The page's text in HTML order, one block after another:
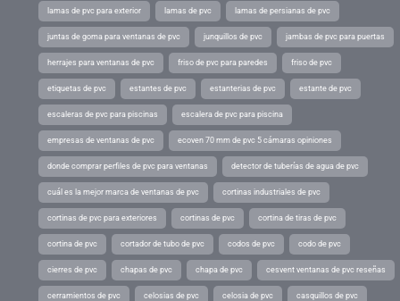
lamas de pvc para exterior lamas de pvc lamas de persianas de pvc
juntas de goma para ventanas de pvc junquillos de pvc jambas de pvc para puertas
herrajes para ventanas de pvc friso de pvc para paredes friso de pvc
etiquetas de pvc estantes de pvc estanterias de pvc estante de pvc
escaleras de pvc para piscinas escalera de pvc para piscina
empresas de ventanas de pvc ecoven 70 mm de pvc 5 cámaras opiniones
donde comprar perfiles de pvc para ventanas detector de tuberías de agua de pvc
cuál es la mejor marca de ventanas de pvc cortinas industriales de pvc
cortinas de pvc para exteriores cortinas de pvc cortina de tiras de pvc
cortina de pvc cortador de tubo de pvc codos de pvc codo de pvc
cierres de pvc chapas de pvc chapa de pvc cesvent ventanas de pvc reseñas
cerramientos de pvc celosias de pvc celosia de pvc casquillos de pvc